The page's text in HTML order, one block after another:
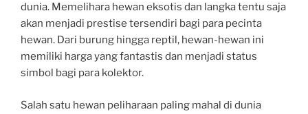
dunia. Memelihara hewan eksotis dan langka tentu saja
akan menjadi prestise tersendiri bagi para pecinta
hewan. Dari burung hingga reptil, hewan-hewan ini
memiliki harga yang fantastis dan menjadi status
simbol bagi para kolektor.
Salah satu hewan peliharaan paling mahal di dunia